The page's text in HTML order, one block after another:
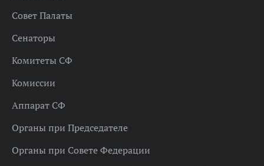
Совет Палаты
Сенаторы
Комитеты СФ
Комиссии
Аппарат СФ
Органы при Председателе
Органы при Совете Федерации